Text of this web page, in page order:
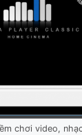
chơi video,